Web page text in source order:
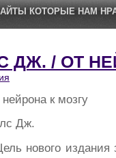
КОТОРЫЕ НАМ
ДЖ. / ОТ
к мозгу
Дж.
нового